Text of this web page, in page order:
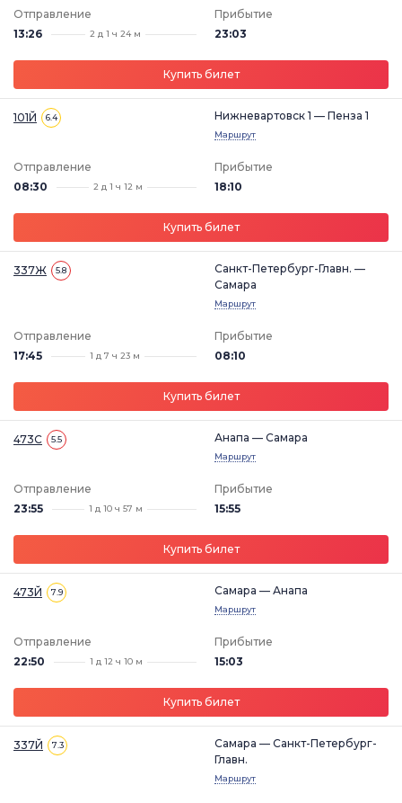
Отправление
13:26
2 д 1 ч 24 м
Прибытие
23:03
Купить билет
101Й 6.4 Нижневартовск 1 — Пенза 1
Маршрут
Отправление
08:30
2 д 1 ч 12 м
Прибытие
18:10
Купить билет
337Ж 5.8
Санкт-Петербург-Главн. —
Самара
Маршрут
Отправление
17:45
1 д 7 ч 23 м
Прибытие
08:10
Купить билет
473С 5.5 Анапа — Самара
Маршрут
Отправление
23:55
1 д 10 ч 57 м
Прибытие
15:55
Купить билет
473Й 7.9 Самара — Анапа
Маршрут
Отправление
22:50
1 д 12 ч 10 м
Прибытие
15:03
Купить билет
337Й 7.3
Самара — Санкт-Петербург-
Главн.
Маршрут